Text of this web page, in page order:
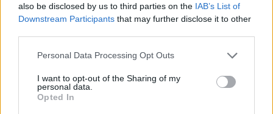
also be disclosed by us to third parties on the IAB’s List of
Downstream Participants that may further disclose it to other
Personal Data Processing Opt Outs
I want to opt-out of the Sharing of my
personal data.
Opted In